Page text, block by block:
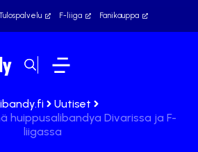
F-liiga Fanikauppa
Uutiset
huippusalibandya Divarissa ja F-
liigassa